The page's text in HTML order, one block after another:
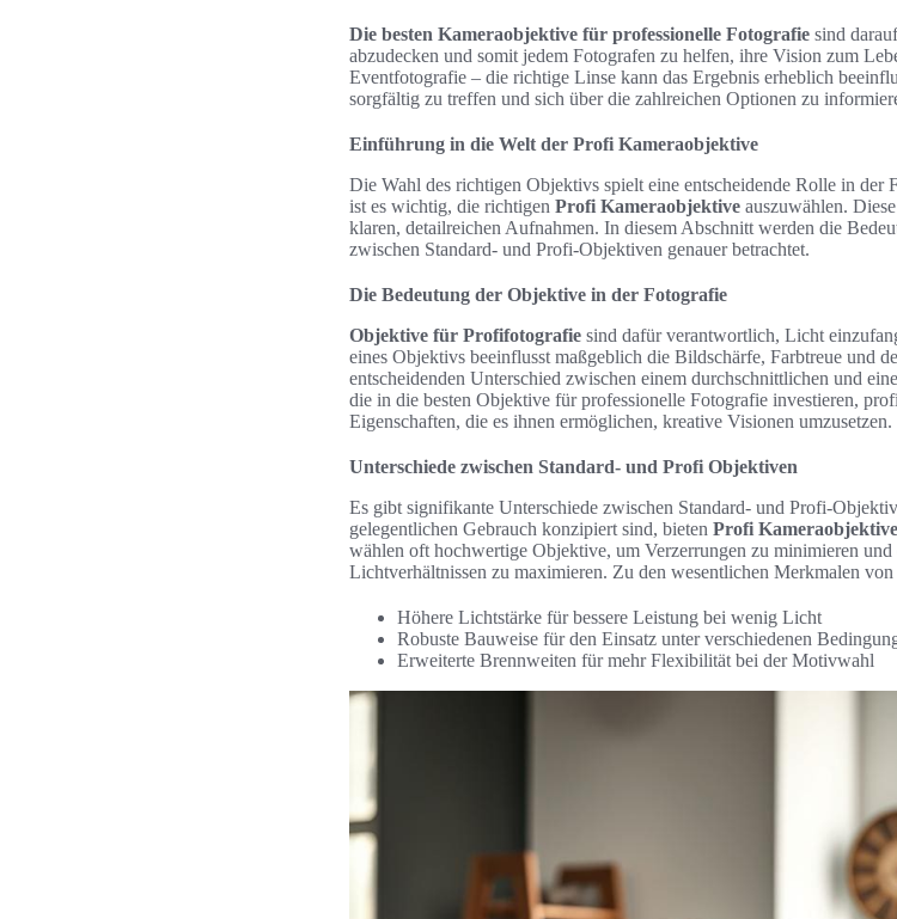
Die besten Kameraobjektive für professionelle Fotografie sind
abzudecken und somit jedem Fotografen zu helfen, ihre Vision zum
Eventfotografie – die richtige Linse kann das Ergebnis erheblich
sorgfältig zu treffen und sich über die zahlreichen Optionen zu
Einführung in die Welt der Profi Kameraobjektive
Die Wahl des richtigen Objektivs spielt eine entscheidende Rolle in
ist es wichtig, die richtigen Profi Kameraobjektive auszuwählen.
klaren, detailreichen Aufnahmen. In diesem Abschnitt werden die
zwischen Standard- und Profi-Objektiven genauer betrachtet.
Die Bedeutung der Objektive in der Fotografie
Objektive für Profifotografie sind dafür verantwortlich, Licht
eines Objektivs beeinflusst maßgeblich die Bildschärfe, Farbtreue und
entscheidenden Unterschied zwischen einem durchschnittlichen und
die in die besten Objektive für professionelle Fotografie investieren,
Eigenschaften, die es ihnen ermöglichen, kreative Visionen umzusetzen.
Unterschiede zwischen Standard- und Profi Objektiven
Es gibt signifikante Unterschiede zwischen Standard- und Profi-
gelegentlichen Gebrauch konzipiert sind, bieten Profi Kameraobjektive
wählen oft hochwertige Objektive, um Verzerrungen zu minimieren und
Lichtverhältnissen zu maximieren. Zu den wesentlichen Merkmalen
Höhere Lichtstärke für bessere Leistung bei wenig Licht
Robuste Bauweise für den Einsatz unter verschiedenen
Erweiterte Brennweiten für mehr Flexibilität bei der Motivwahl